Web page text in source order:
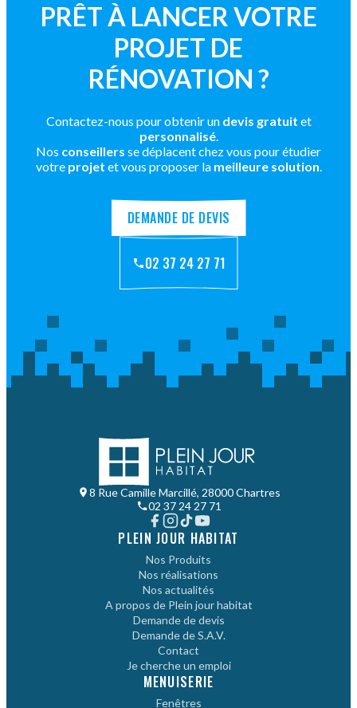
PRÊT À LANCER VOTRE
PROJET DE
RÉNOVATION ?
Contactez-nous pour obtenir un devis gratuit et
personnalisé.
Nos conseillers se déplacent chez vous pour étudier
votre projet et vous proposer la meilleure solution.
DEMANDE DE DEVIS
02 37 24 27 71
8 Rue Camille Marcillé, 28000 Chartres
02 37 24 27 71
PLEIN JOUR HABITAT
Nos Produits
Nos réalisations
Nos actualités
A propos de Plein jour habitat
Demande de devis
Demande de S.A.V.
Contact
Je cherche un emploi
MENUISERIE
Fenêtres